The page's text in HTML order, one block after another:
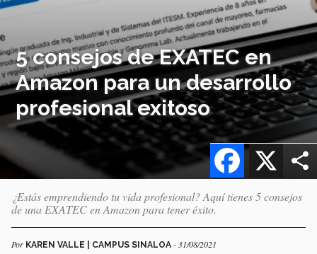
5 consejos de EXATEC en
Amazon para un desarrollo
profesional exitoso
X
Facebook
¿Estás emprendiendo tu vida profesional? Aquí tienes 5 consejos
de una EXATEC en Amazon para tener éxito.
Por KAREN VALLE | CAMPUS SINALOA - 31/08/2021